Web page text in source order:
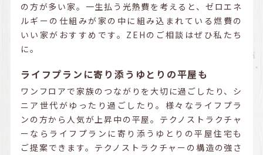
の方が多い家。一生払う光熱費を考えると、ゼロエネ
ルギーの仕組みが家の中に組み込まれている燃費の
いい家がおすすめです。ZEHのご相談はぜひ私たち
に。
ライフプランに寄り添うゆとりの平屋も
ワンフロアで家族のつながりを大切に過ごしたり、シ
ニア世代がゆったり過ごしたり。様々なライフプラ
ンの方から人気が上昇中の平屋。テクノストラクチャ
ーならライフプランに寄り添うゆとりの平屋住宅も
ご提案できます。テクノストラクチャーの構造の強さ